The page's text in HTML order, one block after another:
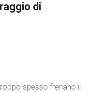
di
spesso frenano il